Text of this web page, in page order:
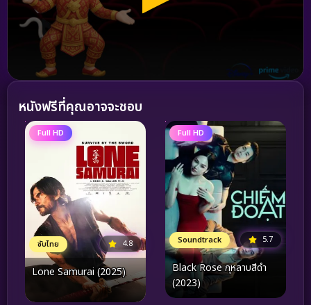
หนังฟรีที่คุณอาจจะชอบ
Full HD
ซับไทย 4.8
Lone Samurai (2025)
Full HD
Soundtrack 5.7
Black Rose กุหลาบสีดำ
(2023)